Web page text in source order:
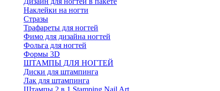
Наклейки на ногти
Стразы
Трафареты для ногтей
Фимо для дизайна ногтей
Фольга для ногтей
Формы 3D
ШТАМПЫ ДЛЯ НОГТЕЙ
Диски для штампинга
Лак для штампинга
Штампы 2 в 1 Stamping Nail Art